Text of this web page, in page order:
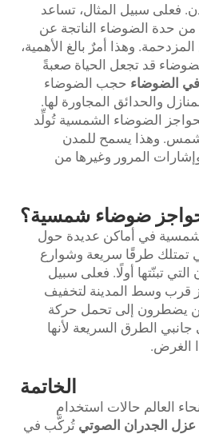
فعلى سبيل المثال، تساعد
الضوضاء الناتجة عن
وهذا أمرٌ بالغ الأهمية،
قد تجعل الحياة صعبةً
حجب الضوضاء
والحدائق المجاورة لها.
الضوضاء الشمسية تُولِّد
وهذا يسمح للمدن
المرور وغيرها من
ضوضاء شمسية؟
في أماكن عديدة حول
طرقًا سريعة وشوارع
تبنّتها أولًا. فعلى سبيل
وسط المدينة لتخفيف
إلى تحمل حركة
الطرق السريعة لأنها
الخاتمة
حالات استخدام
الجدران الصوتيتُركَّب في